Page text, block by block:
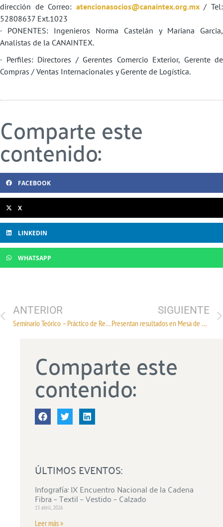
dirección de Correo: atencionasocios@canaintex.org.mx/ Tel:
52808637 Ext.1023
· PONENTES: Ingenieros Norma Castelán y Mariana Garcia,
Analistas de la CANAINTEX.
· Perfiles: Directores / Gerentes Comercio Exterior, Gerente de
Compras / Ventas Internacionales y Gerente de Logística.
Comparte este
contenido:
FACEBOOK
X
LINKEDIN
WHATSAPP
ANTERIOR
Seminario Teórico – Práctico de Reglas de Origen y Procedimientos Aduaneros tipo TLCAN
SIGUIENTE
Presentan resultados en Mesa de Combate a la Ilegalidad
Comparte este
contenido:
ÚLTIMOS EVENTOS:
Infografía: IX Encuentro Nacional de la Cadena
Fibra – Textil – Vestido – Calzado
13 abril, 2026
Leer más »